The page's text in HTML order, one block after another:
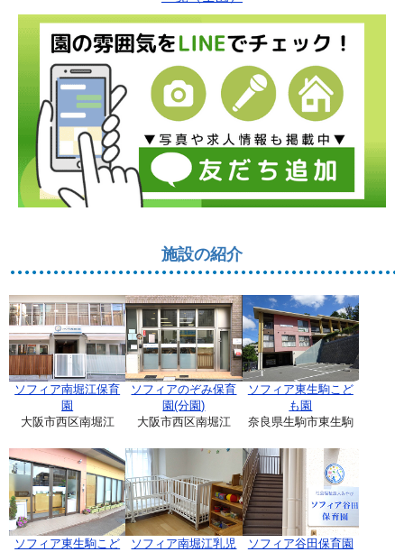
施設の紹介
ソフィア南堀江保育
園
大阪市西区南堀江
ソフィアのぞみ保育
園(分園)
大阪市西区南堀江
ソフィア東生駒こど
も園
奈良県生駒市東生駒
ソフィア東生駒こど
ソフィア南堀江乳児
ソフィア谷田保育園